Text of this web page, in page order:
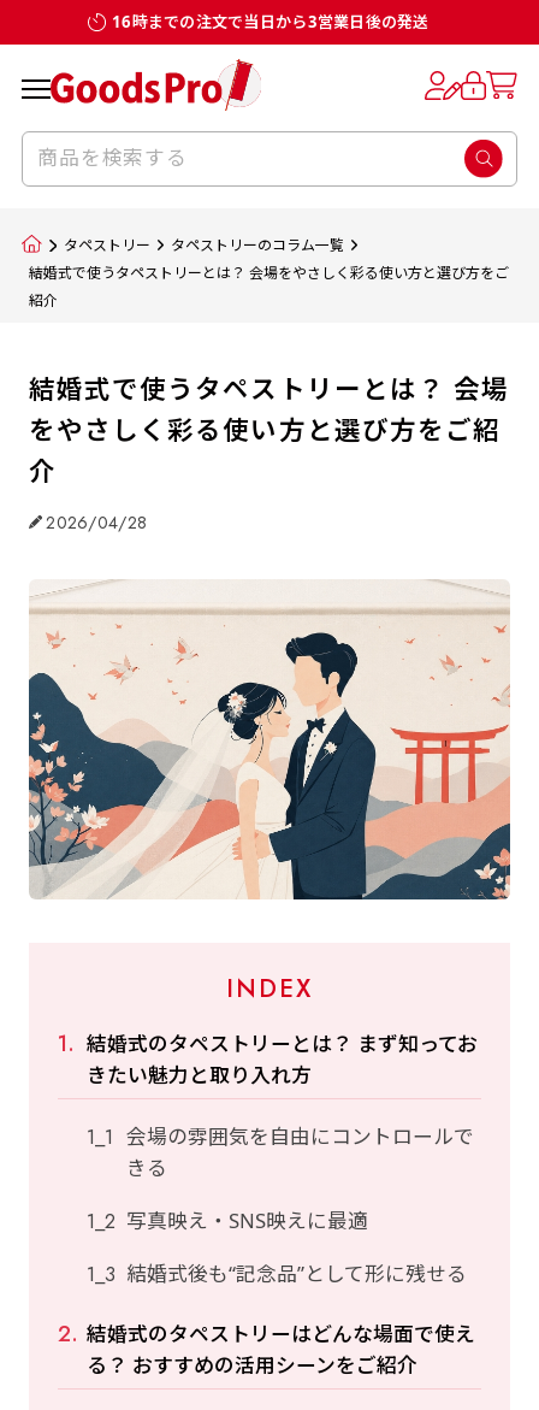
16時までの注文で当日から3営業日後の発送
タペストリー
タペストリーのコラム一覧
結婚式で使うタペストリーとは？ 会場をやさしく彩る使い方と選び方をご
紹介
結婚式で使うタペストリーとは？ 会場
をやさしく彩る使い方と選び方をご紹
介
2026/04/28
INDEX
結婚式のタペストリーとは？ まず知ってお
きたい魅力と取り入れ方
会場の雰囲気を自由にコントロールで
きる
写真映え・SNS映えに最適
結婚式後も“記念品”として形に残せる
結婚式のタペストリーはどんな場面で使え
る？ おすすめの活用シーンをご紹介